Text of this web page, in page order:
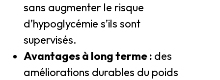
sans augmenter le risque
d’hypoglycémie s’ils sont
supervisés.
Avantages à long terme : des
améliorations durables du poids